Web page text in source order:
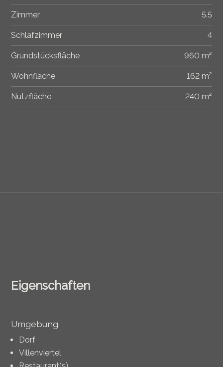
Eigenschaften
Umgebung
Dorf
Villenviertel
Zimmer 5.5
Schlafzimmer 4
Grundstücksfläche 960 m²
Wohnfläche 162 m²
Nutzfläche 240 m²